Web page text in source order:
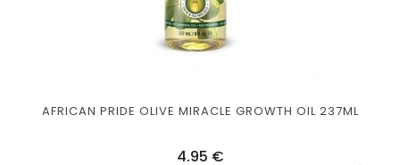
AFRICAN PRIDE OLIVE MIRACLE GROWTH OIL 237ML
4,95 €Prix